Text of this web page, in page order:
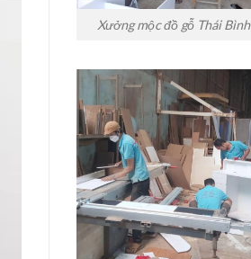
Xưởng mộc đồ gỗ Thái Bình